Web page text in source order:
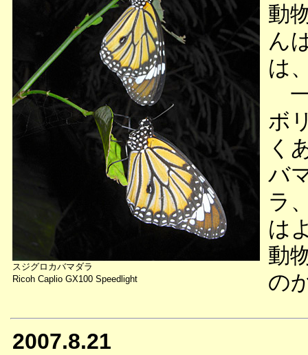
スジグロカバマダラ
Ricoh Caplio GX100 Speedlight
動
ん
は
ボ
く
バ
ラ
は
動
の
2007.8.21